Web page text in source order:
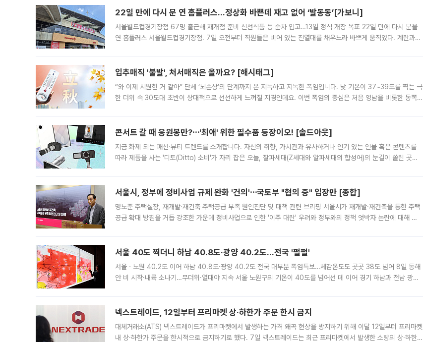
22일 만에 다시 문 연 홈플러스…정상화 바쁜데 재고 없어 ‘발동동’[가보니]
서울월드컵경기장점 67명 출근해 재개점 준비 신선식품 등 순차 입고…13일 정식 개장 목표 22일 만에 다시 문을
연 홈플러스 서울월드컵경기장점. 7일 오전부터 직원들은 비어 있는 진열대를 채우느라 바쁘게 움직였다. 계란과
입추매직 '불발', 처서매직은 올까요? [해시태그]
“와 이제 시원한 거 같아” 단체 ‘뇌손상’의 단계까지 온 지독하고 지독한 폭염입니다. 낮 기온이 37~39도를 찍는 극
한 더위 속 30도대 초반이 상대적으로 선선하게 느껴질 지경인데요. 이번 폭염의 중심은 처음 영남을 비롯한 동쪽
콘서트 갈 때 응원봉만?⋯'최애' 위한 필수품 등장이오! [솔드아웃]
지금 화제 되는 패션·뷰티 트렌드를 소개합니다. 자신의 취향, 가치관과 유사하거나 인기 있는 인물 혹은 콘텐츠를
따라 제품을 사는 '디토(Ditto) 소비'가 자리 잡은 오늘, 잘파세대(Z세대와 알파세대의 합성어)의 눈길이 쏠린 곳은
서울시, 정부에 정비사업 규제 완화 '건의'⋯국토부 "협의 중" 입장만 [종합]
명노준 주택실장, 재개발·재건축 주택공급 부족 원인진단 및 대책 관련 브리핑 서울시가 재개발·재건축을 통한 주택
공급 확대 방침을 거듭 강조한 가운데 정비사업으로 인한 '이주 대란' 우려와 정부와의 정책 엇박자 논란에 대해 정
서울 40도 찍더니 하남 40.8도·광양 40.2도…전국 '펄펄'
서울ㆍ노원 40.2도 이어 하남 40.8도·광양 40.2도 전국 대부분 폭염특보…체감온도도 곳곳 38도 넘어 8일 동해
안 비 시작·내륙 소나기…무더위·열대야 지속 서울 노원구의 기온이 40도를 넘어선 데 이어 경기 하남과 전남 광양
넥스트레이드, 12일부터 프리마켓 상·하한가 주문 한시 금지
대체거래소(ATS) 넥스트레이드가 프리마켓에서 발생하는 가격 왜곡 현상을 방지하기 위해 이달 12일부터 프리마켓
내 상·하한가 주문을 한시적으로 금지하기로 했다. 7일 넥스트레이드는 최근 프리마켓에서 발생한 소량의 상·하한